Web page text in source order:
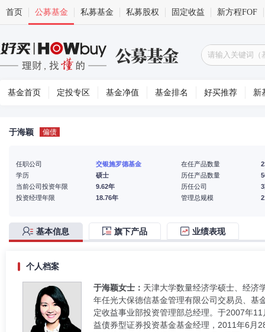
首页 公募基金 私募基金 私募股权 固定收益 新方程FOF
基金首页 定投专区 基金净值 基金排名 好买推荐 新
于海颖 偏债
任职公司
交银施罗德基金
学历
硕士
当前公司投资年限
9.62年
投资经理年限
18.76年
在任产品数量
历任产品数量
历任公司
管理总规模
基本信息 旗下产品 业绩表现
个人档案
于海颖女士： 天津大学数量经济学硕士、经济
年任光大保德信基金管理有限公司交易员、
定收益事业部投资管理部总经理。于2007年
益债券型证券投资基金基金经理，2011年6月